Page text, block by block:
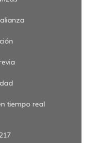
tiempo real